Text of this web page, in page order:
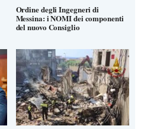
Ordine degli Ingegneri di
Messina: i NOMI dei componenti
del nuovo Consiglio